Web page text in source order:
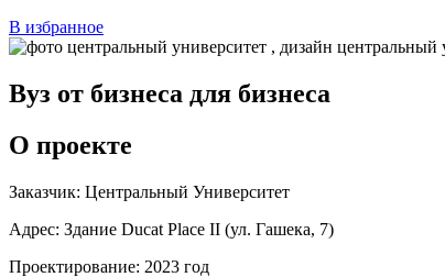
В избранное
Вуз от бизнеса для бизнеса
О проекте
Заказчик: Центральный Университет
Адрес: Здание Ducat Place II (ул. Гашека, 7)
Проектирование: 2023 год